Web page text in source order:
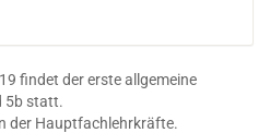
findet der erste allgemeine
5b statt.
der Hauptfachlehrkräfte.